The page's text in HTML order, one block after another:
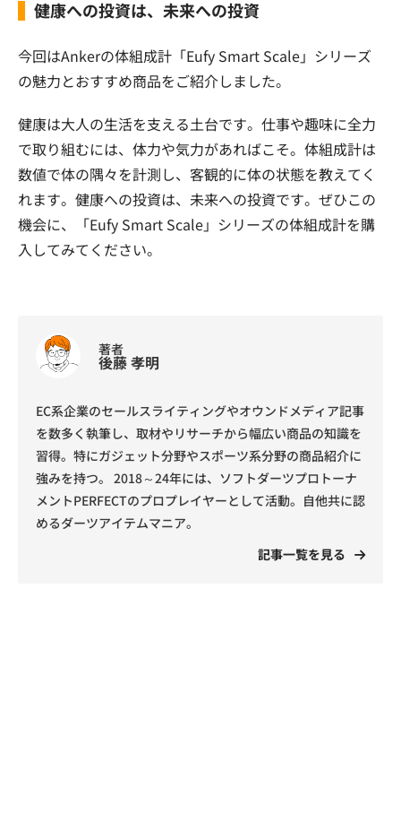
健康への投資は、未来への投資
今回はAnkerの体組成計「Eufy Smart Scale」シリーズ
の魅力とおすすめ商品をご紹介しました。
健康は大人の生活を支える土台です。仕事や趣味に全力
で取り組むには、体力や気力があればこそ。体組成計は
数値で体の隅々を計測し、客観的に体の状態を教えてく
れます。健康への投資は、未来への投資です。ぜひこの
機会に、「Eufy Smart Scale」シリーズの体組成計を購
入してみてください。
著者
後藤 孝明
EC系企業のセールスライティングやオウンドメディア記事
を数多く執筆し、取材やリサーチから幅広い商品の知識を
習得。特にガジェット分野やスポーツ系分野の商品紹介に
強みを持つ。 2018～24年には、ソフトダーツプロトーナ
メントPERFECTのプロプレイヤーとして活動。自他共に認
めるダーツアイテムマニア。
記事一覧を見る